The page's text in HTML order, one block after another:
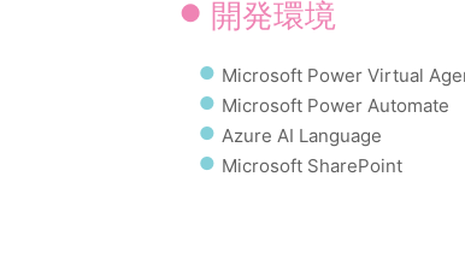
開発環境
Microsoft Power Virtual
Microsoft Power Automate
Azure AI Language
Microsoft SharePoint